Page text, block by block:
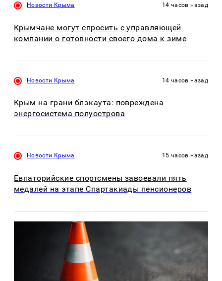
Новости Крыма 14 часов назад
Крымчане могут спросить с управляющей
компании о готовности своего дома к зиме
Новости Крыма 14 часов назад
Крым на грани блэкаута: повреждена
энергосистема полуострова
Новости Крыма 15 часов назад
Евпаторийские спортсмены завоевали пять
медалей на этапе Спартакиады пенсионеров